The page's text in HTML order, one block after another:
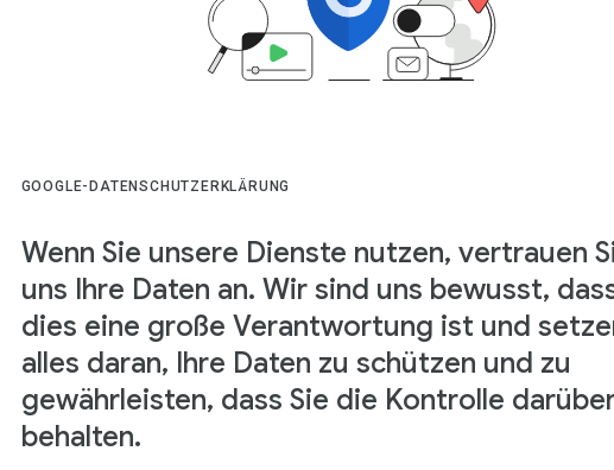
GOOGLE-DATENSCHUTZERKLÄRUNG
Wenn Sie unsere Dienste nutzen, vertrauen
uns Ihre Daten an. Wir sind uns bewusst,
dies eine große Verantwortung ist und
alles daran, Ihre Daten zu schützen und zu
gewährleisten, dass Sie die Kontrolle
behalten.